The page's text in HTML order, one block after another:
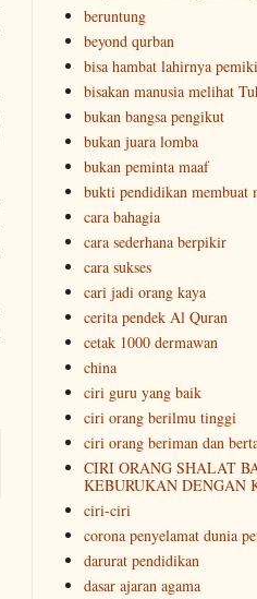
beruntung
beyond qurban
bisa hambat lahirnya
bisakan manusia melihat
bukan bangsa pengikut
bukan juara lomba
bukan peminta maaf
bukti pendidikan membuat
cara bahagia
cara sederhana berpikir
cara sukses
cari jadi orang kaya
cerita pendek Al Quran
cetak 1000 dermawan
china
ciri guru yang baik
ciri orang berilmu tinggi
ciri orang beriman dan
CIRI ORANG SHALAT
KEBURUKAN DENGAN
ciri-ciri
corona penyelamat dunia
darurat pendidikan
dasar ajaran agama